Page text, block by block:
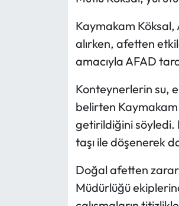
Kaymakam Köksal,
alırken, afetten
amacıyla AFAD
Konteynerlerin su,
belirten Kaymakam
getirildiğini söyledi.
taşı ile döşenerek
Doğal afetten zarar
Müdürlüğü
Mecitözü Haberleri
Oğuzlar Haberleri
Ortaköy Haberleri
Osmancık Haberleri
Otomotiv
Resmi İlan